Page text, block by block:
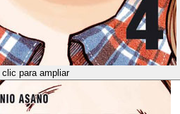
clic para ampliar